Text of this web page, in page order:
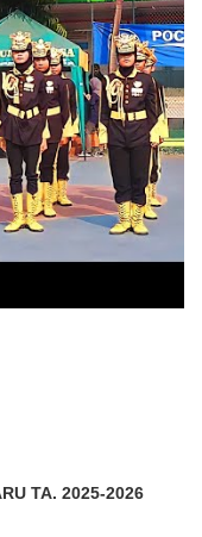
TA. 2025-2026